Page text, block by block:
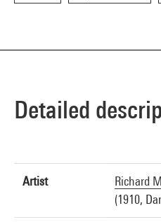
Detailed
Artist
Richard
(1910,